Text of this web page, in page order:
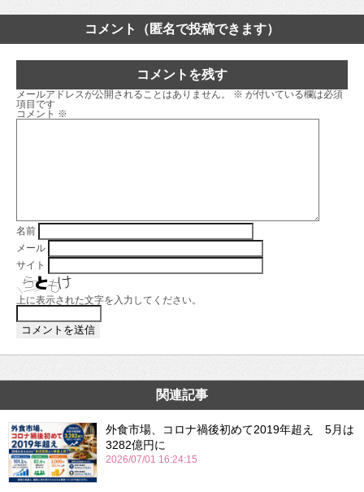
コメント（匿名で投稿できます）
コメントを残す
メールアドレスが公開されることはありません。 ※ が付いている欄は必須
項目です
コメント ※
名前
メール
サイト
上に表示された文字を入力してください。
関連記事
外食市場、コロナ禍後初めて2019年超え 5月は
3282億円に
2026/07/01 16:24:15